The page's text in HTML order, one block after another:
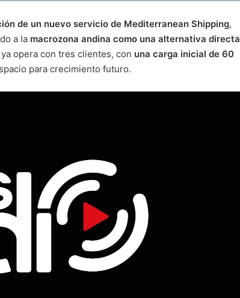
de un nuevo servicio de Mediterranean Shipping,
a la macrozona andina como una alternativa directa
opera con tres clientes, con una carga inicial de 60
para crecimiento futuro.